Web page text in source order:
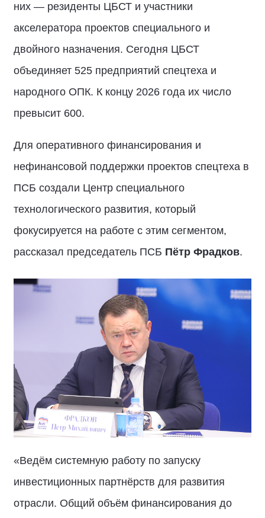
них — резиденты ЦБСТ и участники
акселератора проектов специального и
двойного назначения. Сегодня ЦБСТ
объединяет 525 предприятий спецтеха и
народного ОПК. К концу 2026 года их число
превысит 600.
Для оперативного финансирования и
нефинансовой поддержки проектов спецтеха в
ПСБ создали Центр специального
технологического развития, который
фокусируется на работе с этим сегментом,
рассказал председатель ПСБ Пётр Фрадков.
«Ведём системную работу по запуску
инвестиционных партнёрств для развития
отрасли. Общий объём финансирования до